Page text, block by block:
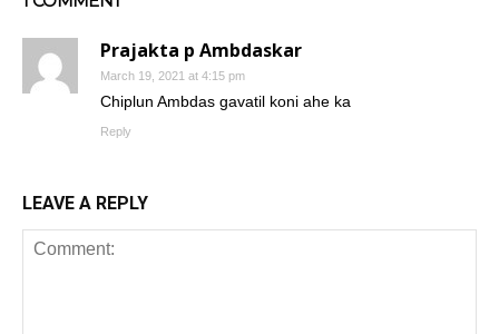
Prajakta p Ambdaskar
March 19, 2021 at 4:15 pm
Chiplun Ambdas gavatil koni ahe ka
Reply
LEAVE A REPLY